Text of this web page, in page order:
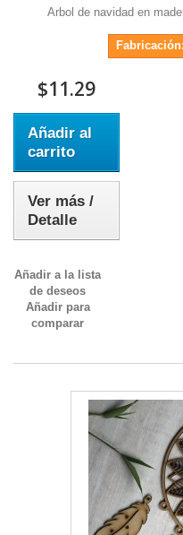
Arbol de navidad en
$11.29
Añadir al
carrito
Ver más /
Detalle
Añadir a la lista
de deseos
Añadir para
comparar